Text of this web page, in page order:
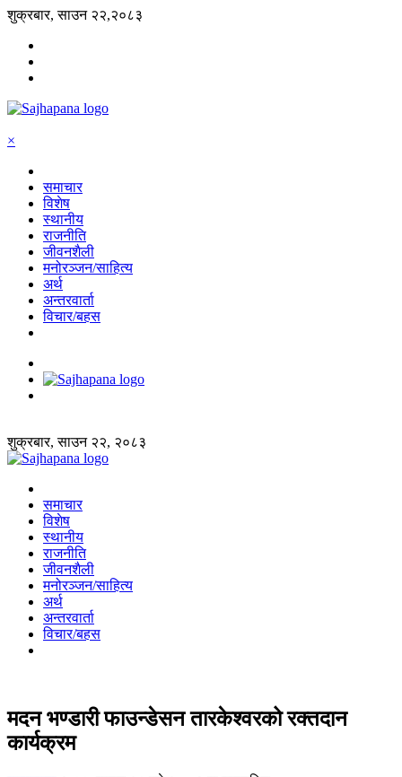
शुक्रबार, साउन २२,२०८३
×
समाचार
विशेष
स्थानीय
राजनीति
जीवनशैली
मनोरञ्जन/साहित्य
अर्थ
अन्तरवार्ता
विचार/बहस
शुक्रबार, साउन २२, २०८३
समाचार
विशेष
स्थानीय
राजनीति
जीवनशैली
मनोरञ्जन/साहित्य
अर्थ
अन्तरवार्ता
विचार/बहस
मदन भण्डारी फाउन्डेसन तारकेश्वरको रक्तदान
कार्यक्रम